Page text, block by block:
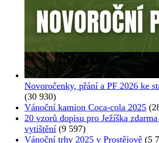
Novoročenky, přání a PF 2026 ke
(30 930)
Vánoční kamion Coca-cola 2025
20 vzorů dopisu pro Ježíška
vytištění (9 597)
Vánoční trhy 2025 v Prostějově (5